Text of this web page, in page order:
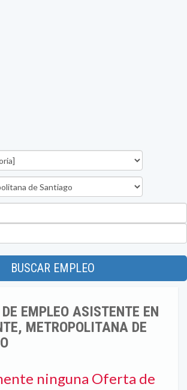
BUSCAR EMPLEO
EMPLEO ASISTENTE EN
METROPOLITANA DE
ninguna Oferta de